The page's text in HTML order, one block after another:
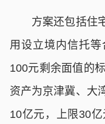
方案还包括住宅
用设立境内信托
100元剩余面值的
资产为京津冀、大
10亿元，上限30